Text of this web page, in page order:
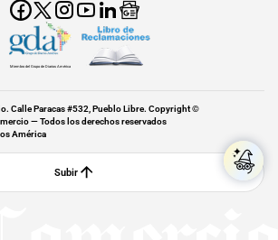
Miembro del Grupo de Diarios América
Calle Paracas #532, Pueblo Libre. Copyright ©
— Todos los derechos reservados
América
Subir